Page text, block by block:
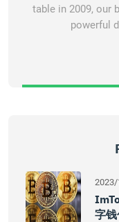
table in 2009, our
powerful
字